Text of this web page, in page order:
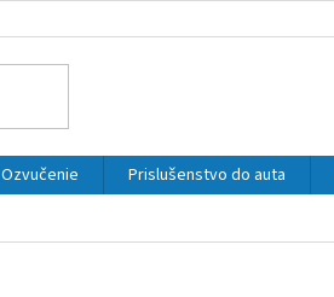
Ozvučenie Prislušenstvo do auta